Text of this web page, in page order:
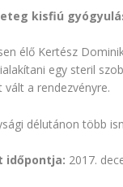
kisfiú
élő Kertész
egy steril
vált a rendezvényre.
délutánon több
időpontja: 2017.